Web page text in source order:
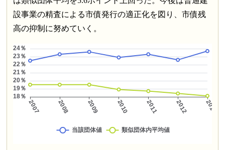
設事業の精査による市債発行の適正化を図り、市債残
高の抑制に努めていく。